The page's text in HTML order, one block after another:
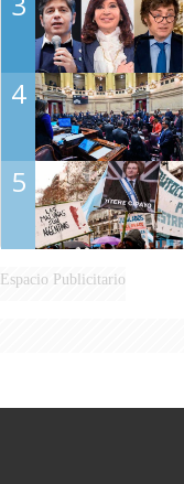
4
5
Espacio Publicitario